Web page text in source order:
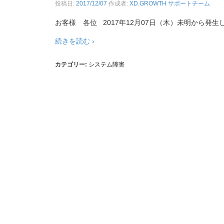
投稿日: 2017/12/07 作成者: XD.GROWTH サポートチーム
お客様 各位 2017年12月07日（木）未明から発生
続きを読む ›
カテゴリー: システム障害